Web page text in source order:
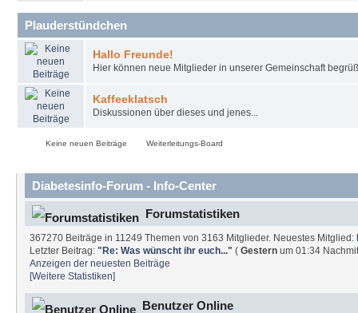
Plauderstündchen
Hallo Freunde!
Hier können neue Mitglieder in unserer Gemeinschaft
Kaffeeklatsch
Diskussionen über dieses und jenes...
Keine neuen Beiträge Weiterleitungs-Board
Diabetesinfo-Forum - Info-Center
Forumstatistiken
367270 Beiträge in 11249 Themen von 3163 Mitglieder. Neuestes Mitglied:
Letzter Beitrag:" Re: Was wünscht ihr euch..." (Gestern um 01:34
Anzeigen der neuesten Beiträge
[Weitere Statistiken]
Benutzer Online